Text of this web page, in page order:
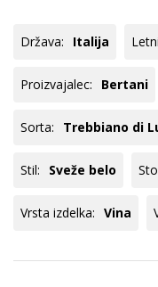
Država: Italija
Proizvajalec: Bertani
Sorta: Trebbiano di
Stil: Sveže belo
Vrsta izdelka: Vina